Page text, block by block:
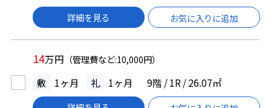
詳細を見る お気に入りに追加
14万円 （管理費など:10,000円）
敷 1ヶ月 礼 1ヶ月 9階 / 1R / 26.07㎡